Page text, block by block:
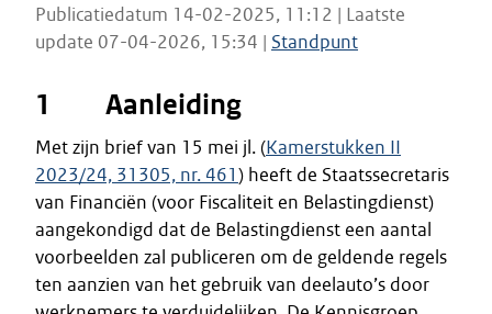
Publicatiedatum 14-02-2025, 11:12 | Laatste
update 07-04-2026, 15:34 | Standpunt
1 Aanleiding
Met zijn brief van 15 mei jl. (Kamerstukken II
2023/24, 31305, nr. 461) heeft de Staatssecretaris
van Financiën (voor Fiscaliteit en Belastingdienst)
aangekondigd dat de Belastingdienst een aantal
voorbeelden zal publiceren om de geldende regels
ten aanzien van het gebruik van deelauto’s door